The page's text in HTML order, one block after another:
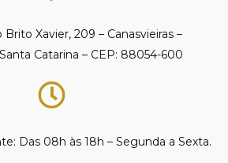
Brito Xavier, 209 – Canasvieiras –
Catarina – CEP: 88054-600
Das 08h às 18h – Segunda a Sexta.